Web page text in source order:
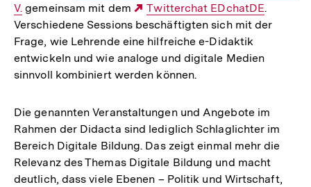
Link:
V. gemeinsam mit dem
Externer
Link:
Twitterchat EDchatDE.
Verschiedene Sessions beschäftigten sich mit der
Frage, wie Lehrende eine hilfreiche e-Didaktik
entwickeln und wie analoge und digitale Medien
sinnvoll kombiniert werden können.
Die genannten Veranstaltungen und Angebote im
Rahmen der Didacta sind lediglich Schlaglichter im
Bereich Digitale Bildung. Das zeigt einmal mehr die
Relevanz des Themas Digitale Bildung und macht
deutlich, dass viele Ebenen – Politik und Wirtschaft,